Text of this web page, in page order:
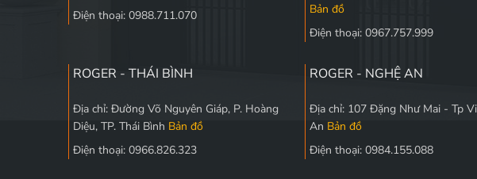
Điện thoại: 0988.711.070
Bản đồ
Điện thoại: 0967.757.999
ROGER - THÁI BÌNH
Địa chỉ: Đường Võ Nguyên Giáp, P. Hoàng
Diệu, TP. Thái Bình Bản đồ
Điện thoại: 0966.826.323
ROGER - NGHỆ AN
Địa chỉ: 107 Đặng Như Mai - Tp
An Bản đồ
Điện thoại: 0984.155.088